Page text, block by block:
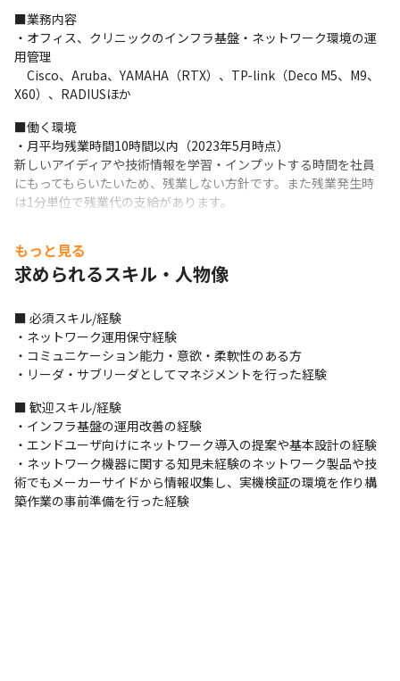
■業務内容
・オフィス、クリニックのインフラ基盤・ネットワーク環境の運
用管理
Cisco、Aruba、YAMAHA（RTX）、TP-link（Deco M5、M9、
X60）、RADIUSほか
■働く環境
・月平均残業時間10時間以内（2023年5月時点）
新しいアイディアや技術情報を学習・インプットする時間を社員
にもってもらいたいため、残業しない方針です。また残業発生時
は1分単位で残業代の支給があります。
社内の7割を女性が占めています（2023年5月時点）。管理職を務
める女性も多く、女性のキャリア形成を会社としても積極的に応
・美容医療社割制度
TCBグループのクリニックを割引価格で利用できます。
・1on1
メンバーに応じてメディカルフロンティアでやるべきこと、求め
られていること、今後のキャリアにおいて進んでいきたい方向性
を話し合う機会があります。
・上長と相談の上で発信しやすい環境
当ポジションの上長は、より良いネットワーク環境を作っていく
もっと見る
求められるスキル・人物像
■ 必須スキル/経験
・ネットワーク運用保守経験
・コミュニケーション能力・意欲・柔軟性のある方
・リーダ・サブリーダとしてマネジメントを行った経験
■ 歓迎スキル/経験
・インフラ基盤の運用改善の経験
・エンドユーザ向けにネットワーク導入の提案や基本設計の経験
・ネットワーク機器に関する知見未経験のネットワーク製品や技
術でもメーカーサイドから情報収集し、実機検証の環境を作り構
築作業の事前準備を行った経験